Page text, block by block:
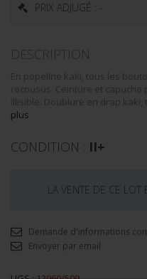
PRIX ADJUGÉ : -
DESCRIPTION
En popeline kaki, tous les
recousus. Ceinture et
illisible. Doublure en drap
plus
CONDITION : II+
LA VENTE DE CE LOT
Demande d'informations
Envoyer par email